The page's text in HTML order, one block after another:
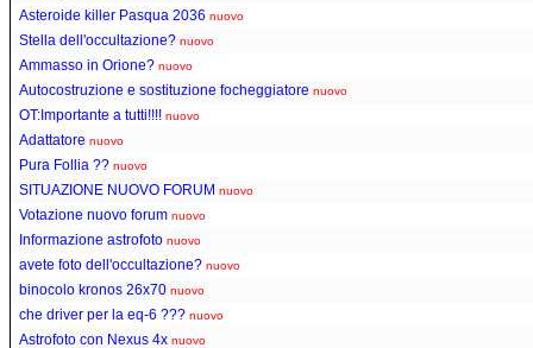
Asteroide killer Pasqua 2036 nuovo
Stella dell'occultazione? nuovo
Ammasso in Orione? nuovo
Autocostruzione e sostituzione focheggiatore nuovo
OT:Importante a tutti!!!! nuovo
Adattatore nuovo
Pura Follia ?? nuovo
SITUAZIONE NUOVO FORUM nuovo
Votazione nuovo forum nuovo
Informazione astrofoto nuovo
avete foto dell'occultazione? nuovo
binocolo kronos 26x70 nuovo
che driver per la eq-6 ??? nuovo
Astrofoto con Nexus 4x nuovo